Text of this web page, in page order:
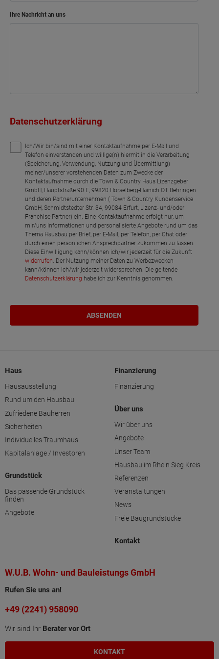
Ihre Nachricht an uns
Datenschutzerklärung
Ich/Wir bin/sind mit einer Kontaktaufnahme per E-Mail und
Telefon einverstanden und willige(n) hiermit in die Verarbeitung
(Speicherung, Verwendung, Nutzung und Übermittlung)
meiner/unserer vorstehenden Daten zum Zwecke der
Kontaktaufnahme durch die Town & Country Haus Lizenzgeber
GmbH, Hauptstraße 90 E, 99820 Hörselberg-Hainich OT Behringen
und deren Partnerunternehmen ( Town & Country Kundenservice
GmbH, Schmidtstedter Str. 34, 99084 Erfurt, Lizenz- und/oder
Franchise-Partner) ein. Eine Kontaktaufnahme erfolgt nur, um
mir/uns Informationen und personalisierte Angebote rund um das
Thema Hausbau per Brief, per E-Mail, per Telefon, per Chat oder
durch einen persönlichen Ansprechpartner zukommen zu lassen.
Diese Einwilligung kann/können ich/wir jederzeit für die Zukunft
widerrufen. Der Nutzung meiner Daten zu Werbezwecken
kann/können ich/wir jederzeit widersprechen. Die geltende
Datenschutzerklärung habe ich zur Kenntnis genommen.
Haus
Hausausstellung
Rund um den Hausbau
Zufriedene Bauherren
Sicherheiten
Individuelles Traumhaus
Kapitalanlage / Investoren
Grundstück
Das passende Grundstück
finden
Angebote
Finanzierung
Finanzierung
Über uns
Wir über uns
Angebote
Unser Team
Hausbau im Rhein Sieg Kreis
Referenzen
Veranstaltungen
News
Freie Baugrundstücke
Kontakt
W.U.B. Wohn- und Bauleistungs GmbH
Rufen Sie uns an!
+49 (2241) 958090
Wir sind Ihr Berater vor Ort
KONTAKT